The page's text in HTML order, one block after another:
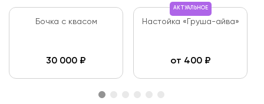
Бочка с квасом
30 000 ₽
АКТУАЛЬНОЕ
Настойка «Груша-айва»
от 400₽